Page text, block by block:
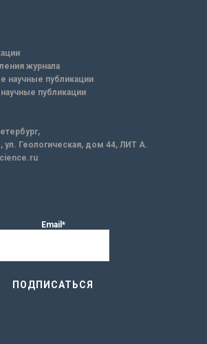
журнала
научные публикации
публикации
ул. Геологическая, дом 44, ЛИТ А.
Email*